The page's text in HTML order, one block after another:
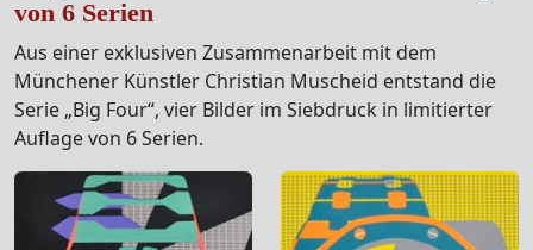
von 6 Serien
Aus einer exklusiven Zusammenarbeit mit dem
Münchener Künstler Christian Muscheid entstand die
Serie „Big Four“, vier Bilder im Siebdruck in limitierter
Auflage von 6 Serien.